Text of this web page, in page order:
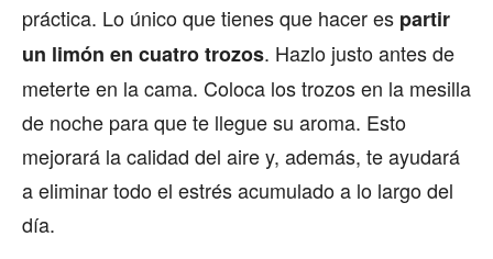
práctica. Lo único que tienes que hacer es partir
un limón en cuatro trozos. Hazlo justo antes de
meterte en la cama. Coloca los trozos en la mesilla
de noche para que te llegue su aroma. Esto
mejorará la calidad del aire y, además, te ayudará
a eliminar todo el estrés acumulado a lo largo del
día.